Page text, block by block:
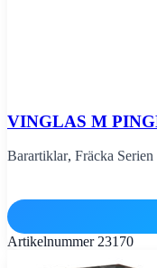
VINGLAS M
Barartiklar, Fräcka Serien
Artikelnummer 23170